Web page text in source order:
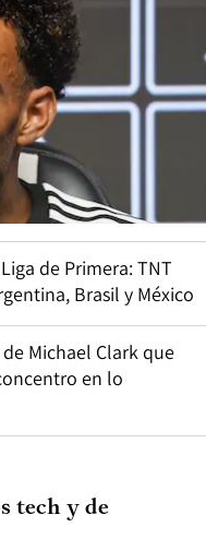
de Primera: TNT
Brasil y México
Michael Clark que
en lo
tech y de